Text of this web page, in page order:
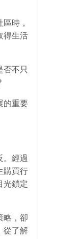
時，
得生活
否不只
的重要
。經過
購買行
光鎖定
略，卻
從了解